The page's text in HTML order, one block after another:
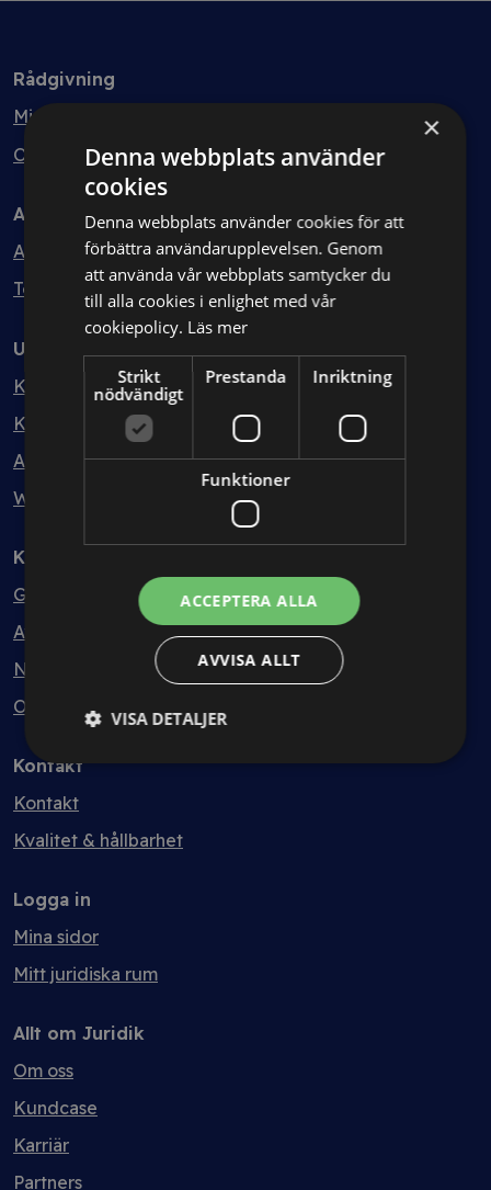
Rådgivning
Min bolagsjurist
Ombud
Avtal
Avtalshantering
Testa kostnadsfritt
Utbildning
Kurser
Kurspaket
Abonnemang
Webbinarium
Kunskapsbank
Guider
Avtalsmallar
Nyheter
Ordlista
Kontakt
Kontakt
Kvalitet & hållbarhet
Logga in
Mina sidor
Mitt juridiska rum
Allt om Juridik
Om oss
Kundcase
Karriär
Partners
×
Denna webbplats använder
cookies
Denna webbplats använder cookies för att
förbättra användarupplevelsen. Genom
att använda vår webbplats samtycker du
till alla cookies i enlighet med vår
cookiepolicy. Läs mer
Strikt
nödvändigt
Prestanda Inriktning
Funktioner
ACCEPTERA ALLA
AVVISA ALLT
VISA DETALJER